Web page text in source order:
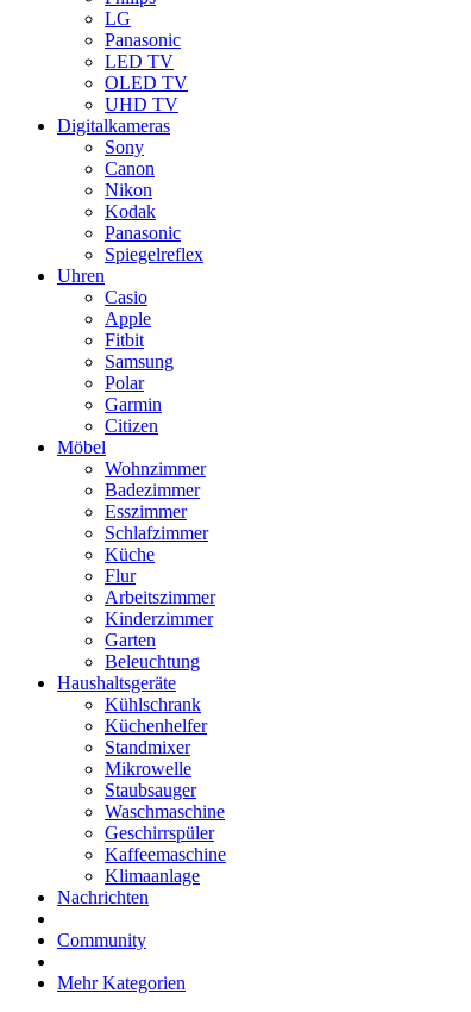
LG
Panasonic
LED TV
OLED TV
UHD TV
Digitalkameras
Sony
Canon
Nikon
Kodak
Panasonic
Spiegelreflex
Uhren
Casio
Apple
Fitbit
Samsung
Polar
Garmin
Citizen
Möbel
Wohnzimmer
Badezimmer
Esszimmer
Schlafzimmer
Küche
Flur
Arbeitszimmer
Kinderzimmer
Garten
Beleuchtung
Haushaltsgeräte
Kühlschrank
Küchenhelfer
Standmixer
Mikrowelle
Staubsauger
Waschmaschine
Geschirrspüler
Kaffeemaschine
Klimaanlage
Nachrichten
Community
Mehr Kategorien